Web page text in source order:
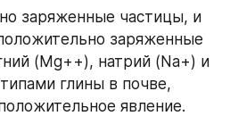
заряженные частицы, и
заряженные
(Mg++), натрий (Na+) и
явление.